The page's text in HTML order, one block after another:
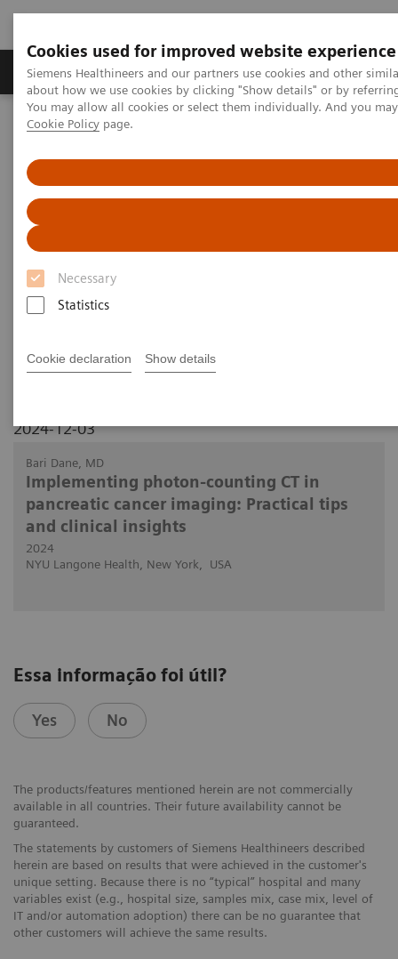
Cookies used for improved website experience
Siemens Healthineers and our partners use cookies and other
about how we use cookies by clicking "Show details" or by
You may allow all cookies or select them individually. And you
Cookie Policy page.
Necessary
Statistics
Cookie declaration Show details
Produtos e serviços Especialidades Clínicas e
Siemens Healthineers Brasil
Implementing photon-counting CT in pancreatic cancer imaging:
Practical tips and clinical insights
Implementing photon-counting
CT in pancreatic cancer
imaging: Practical tips and
2024-12-03
Bari Dane, MD
Implementing photon-counting CT in
pancreatic cancer imaging: Practical tips
and clinical insights
2024
NYU Langone Health, New York, USA
Essa informação foi útil?
Yes No
The products/features mentioned herein are not commercially
available in all countries. Their future availability cannot be
guaranteed.
The statements by customers of Siemens Healthineers described
herein are based on results that were achieved in the customer's
unique setting. Because there is no “typical” hospital and many
variables exist (e.g., hospital size, samples mix, case mix, level of
IT and/or automation adoption) there can be no guarantee that
other customers will achieve the same results.